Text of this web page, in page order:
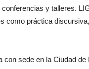
y talleres.
como práctica
sede en la Ciudad